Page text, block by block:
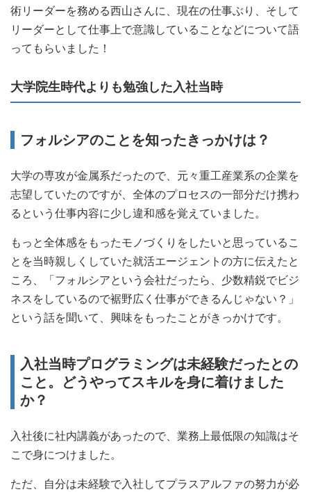
術リーダーを務める西山さんに、現在の仕事ぶり、そして
リーダーとして仕事上で意識していることなどについて語
ってもらいました！
大学院生時代よりも勉強した入社当時
フォルシアのことを知ったきっかけは？
大学の専攻が金属系だったので、元々重工産業系の企業を
志望していたのですが、全体のプロセスの一部分だけ携わ
るという仕事内容に少し違和感を覚えていました。
もっと全体感をもったモノづくりをしたいと思っているこ
とを当時親しくしていた就活エージェントの方に伝えたと
ころ、「フォルシアという会社だったら、少数精鋭でビジ
ネスをしているので裾野広く仕事ができるんじゃない？」
という話を聞いて、興味をもったことがきっかけです。
入社当時プログラミングは未経験だったとの
こと。どうやってスキルを身に着けました
か？
入社後に社内講義があったので、業務上最低限の知識はそ
こで身につけました。
ただ、自分は未経験で入社してプラスアルファの努力が必